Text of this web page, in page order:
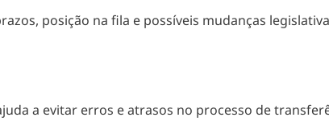
posição na fila e possíveis mudanças
a evitar erros e atrasos no processo de